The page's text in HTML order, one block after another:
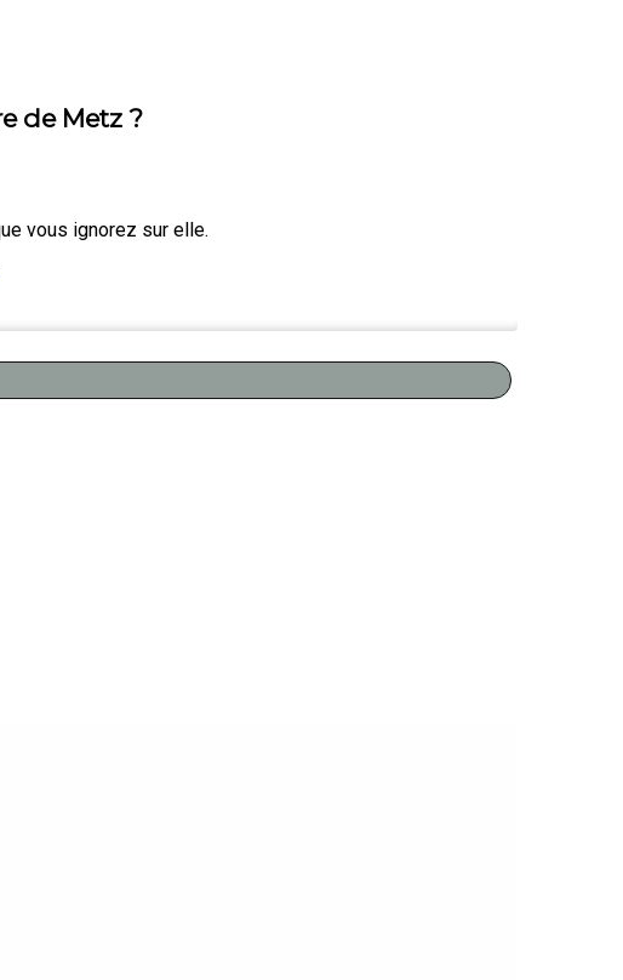
de Metz ?
vous ignorez sur elle.